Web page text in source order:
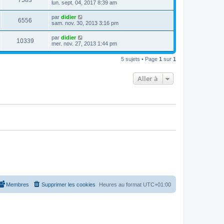
e
s
s
a
g
e
e
r
m
e
s
s
a
g
e
u
s
e
i
e
r
m
e
s
s
lun. sept. 04, 2017 8:39 am
6556
u
D
e
i
e
r
par didier
sam. nov. 30, 2013 3:16 pm
10339V
u
D
e
n
a
par didier
mer. nov. 27, 2013 1:44 pm
5 sujets • Page 1 sur 1
Aller à
Heures au format UTC+01:00
Supprimer les cookies
Membres